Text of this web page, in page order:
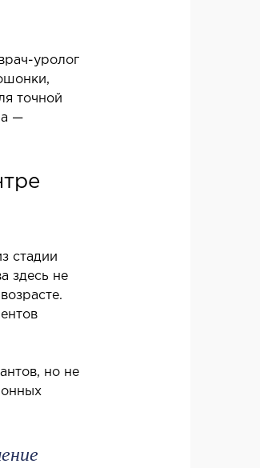
И
пункт)
уролог
точной
—
стадии
здесь не
но не